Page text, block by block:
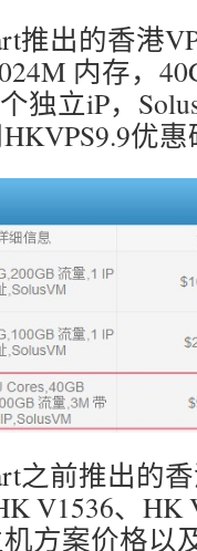
出的香港
内存，
独立iP，
优
前推出的香
V1536、HK
方案价格以